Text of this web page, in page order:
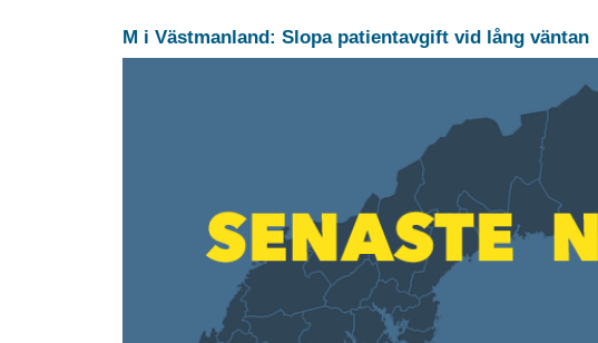
M i Västmanland: Slopa patientavgift vid lång väntan